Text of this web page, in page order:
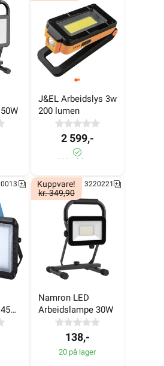
J&EL Arbeidslys 3w
200 lumen
2 599,-
289 på lager
Namron LED
Arbeidslampe 30W
Kuppvare!
kr. 349,90
3220221
138,-
20 på lager